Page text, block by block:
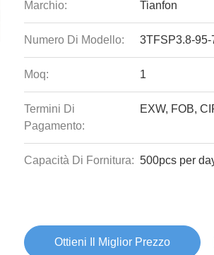
Marchio: Tianfon
Numero Di Modello: 3TFSP3.8-95-
Moq: 1
Termini Di
Pagamento:
EXW, FOB,
Capacità Di Fornitura: 500pcs per
Ottieni Il Miglior Prezzo